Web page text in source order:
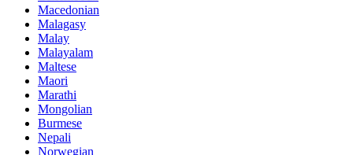
Macedonian
Malagasy
Malay
Malayalam
Maltese
Maori
Marathi
Mongolian
Burmese
Nepali
Norwegian